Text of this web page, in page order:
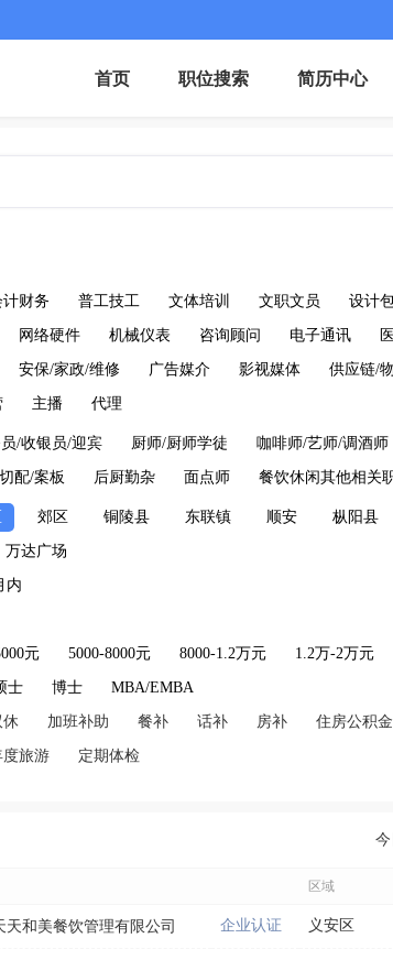
首页 职位搜索 简历中心
计财务 普工技工 文体培训 文职文员 设计
网络硬件 机械仪表 咨询顾问 电子通讯
安保/家政/维修 广告媒介 影视媒体 供应链/
主播 代理
/收银员/迎宾 厨师/厨师学徒 咖啡师/艺师/调酒师
切配/案板 后厨勤杂 面点师 餐饮休闲其他相关
郊区 铜陵县 东联镇 顺安 枞阳县
万达广场
内
元 5000-8000元 8000-1.2万元 1.2万-2万元
士 博士 MBA/EMBA
休 加班补助 餐补 话补 房补 住房公积金
度旅游 定期体检
今
区域
天和美餐饮管理有限公司 企业认证 义安区